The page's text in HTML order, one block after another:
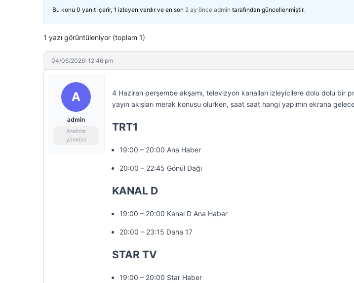
Bu konu 0 yanıt içerir, 1 izleyen vardır ve en son 2 ay önce admin tarafından güncellenmiştir.
1 yazı görüntüleniyor (toplam 1)
04/06/2026: 12:46 pm
A
admin
Anahtar
yönetici
4 Haziran perşembe akşamı, televizyon kanalları izleyicilere dolu dolu bir
yayın akışları merak konusu olurken, saat saat hangi yapımın ekrana
TRT1
19:00 – 20:00 Ana Haber
20:00 – 22:45 Gönül Dağı
KANAL D
19:00 – 20:00 Kanal D Ana Haber
20:00 – 23:15 Daha 17
STAR TV
19:00 – 20:00 Star Haber